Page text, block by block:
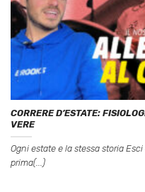
CORRERE D’ESTATE:
VERE
Ogni estate e la stessa storia
prima(...)